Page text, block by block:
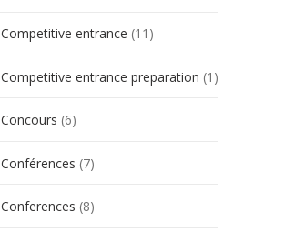
Competitive entrance (11)
Competitive entrance preparation (1)
Concours (6)
Conférences (7)
Conferences (8)